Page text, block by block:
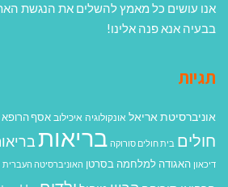
אנו עושים כל מאמץ להשלים את הנגשת
בבעיה אנא פנה אלינו!
תגיות
אוניברסיטת אריאל אונקולוגיה איכילוב אסף הרופא
חולים בית חולים סורוקה בריאות
דיכאון האגודה למלחמה בסרטן האוניברסיטה העברית